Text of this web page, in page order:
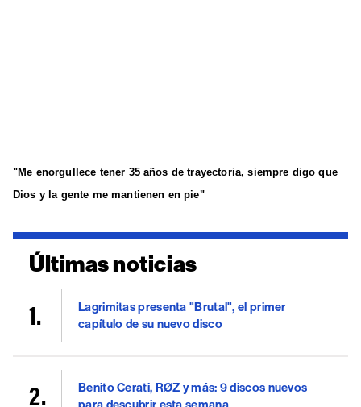
"Me enorgullece tener 35 años de trayectoria, siempre digo que
Dios y la gente me mantienen en pie"
Últimas noticias
Lagrimitas presenta "Brutal", el primer
capítulo de su nuevo disco
Benito Cerati, RØZ y más: 9 discos nuevos